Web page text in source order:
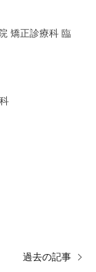
矯正診療科 臨
過去の記事